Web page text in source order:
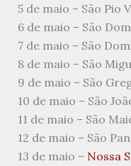
5 de maio – São Pio V
6 de maio – São
7 de maio – São
8 de maio – São
9 de maio – São
10 de maio – São
11 de maio – São
12 de maio – São
13 de maio – Nossa